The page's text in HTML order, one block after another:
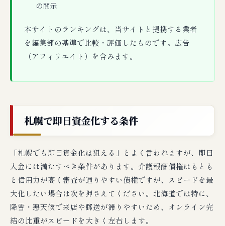
の開示
本サイトのランキングは、当サイトと提携する業者
を編集部の基準で比較・評価したものです。広告
（アフィリエイト）を含みます。
札幌で即日資金化する条件
「札幌でも即日資金化は狙える」とよく言われますが、即日
入金には満たすべき条件があります。介護報酬債権はもとも
と信用力が高く審査が通りやすい債権ですが、スピードを最
大化したい場合は次を押さえてください。北海道では特に、
降雪・悪天候で来店や郵送が滞りやすいため、オンライン完
結の比重がスピードを大きく左右します。